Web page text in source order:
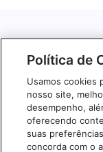
Política de
Usamos cookies
nosso site,
desempenho,
oferecendo
suas
concorda com o